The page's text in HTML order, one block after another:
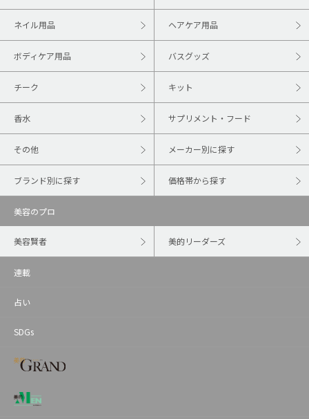
ネイル用品 ヘアケア用品
ボディケア用品 バスグッズ
チーク キット
香水 サプリメント・フード
その他 メーカー別に探す
ブランド別に探す 価格帯から探す
美容のプロ
美容賢者 美的リーダーズ
連載
占い
SDGs